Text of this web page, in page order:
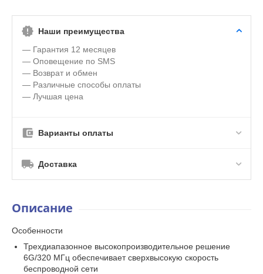
Наши преимущества
— Гарантия 12 месяцев
— Оповещение по SMS
— Возврат и обмен
— Различные способы оплаты
— Лучшая цена
Варианты оплаты
Доставка
Описание
Особенности
Трехдиапазонное высокопроизводительное решение
6G/320 МГц обеспечивает сверхвысокую скорость
беспроводной сети